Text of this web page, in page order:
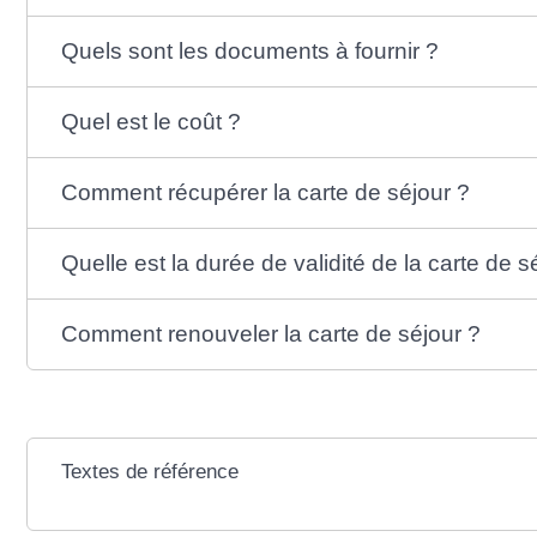
Quels sont les documents à fournir ?
Quel est le coût ?
Comment récupérer la carte de séjour ?
Quelle est la durée de validité de la carte de
Comment renouveler la carte de séjour ?
Textes de référence